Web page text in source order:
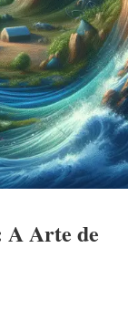
A Arte de